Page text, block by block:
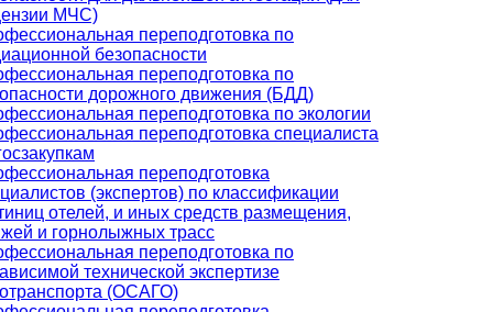
МЧС)
переподготовка по
безопасности
переподготовка по
дорожного движения (БДД)
переподготовка по экологии
переподготовка специалиста
переподготовка
(экспертов) по классификации
отелей, и иных средств размещения,
и горнолыжных трасс
переподготовка по
технической экспертизе
(ОСАГО)